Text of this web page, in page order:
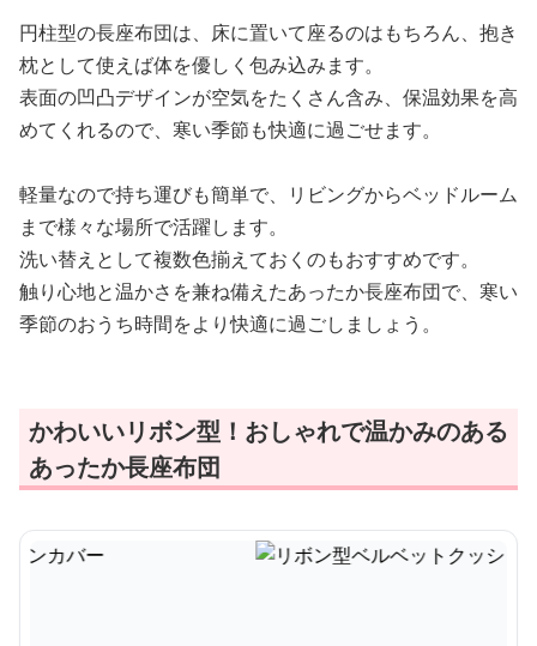
円柱型の長座布団は、床に置いて座るのはもちろん、抱き
枕として使えば体を優しく包み込みます。
表面の凹凸デザインが空気をたくさん含み、保温効果を高
めてくれるので、寒い季節も快適に過ごせます。
軽量なので持ち運びも簡単で、リビングからベッドルーム
まで様々な場所で活躍します。
洗い替えとして複数色揃えておくのもおすすめです。
触り心地と温かさを兼ね備えたあったか長座布団で、寒い
季節のおうち時間をより快適に過ごしましょう。
かわいいリボン型！おしゃれで温かみのある
あったか長座布団